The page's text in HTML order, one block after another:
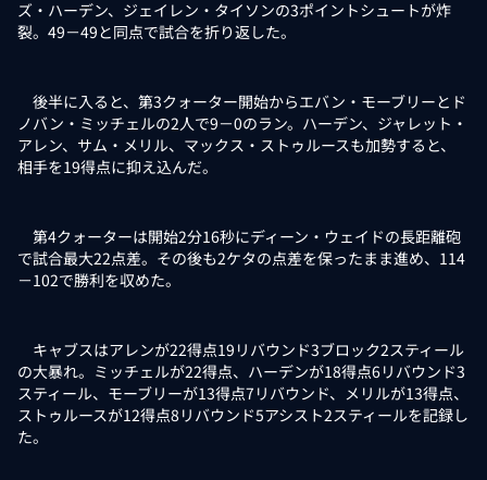
ズ・ハーデン、ジェイレン・タイソンの3ポイントシュートが炸
裂。49－49と同点で試合を折り返した。
後半に入ると、第3クォーター開始からエバン・モーブリーとド
ノバン・ミッチェルの2人で9－0のラン。ハーデン、ジャレット・
アレン、サム・メリル、マックス・ストゥルースも加勢すると、
相手を19得点に抑え込んだ。
第4クォーターは開始2分16秒にディーン・ウェイドの長距離砲
で試合最大22点差。その後も2ケタの点差を保ったまま進め、114
－102で勝利を収めた。
キャブスはアレンが22得点19リバウンド3ブロック2スティール
の大暴れ。ミッチェルが22得点、ハーデンが18得点6リバウンド3
スティール、モーブリーが13得点7リバウンド、メリルが13得点、
ストゥルースが12得点8リバウンド5アシスト2スティールを記録し
た。